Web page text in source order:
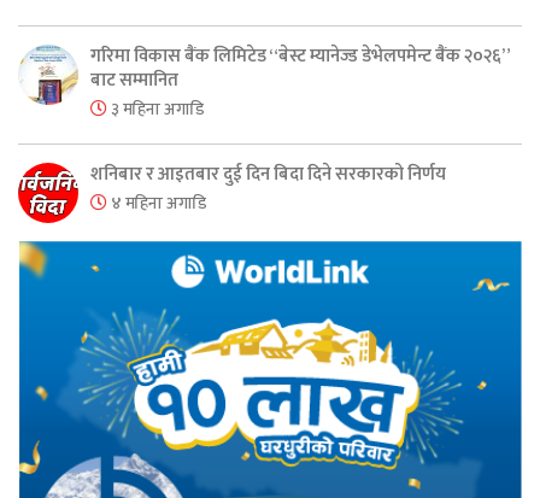
गरिमा विकास बैंक लिमिटेड “बेस्ट म्यानेज्ड डेभेलपमेन्ट बैंक २०२६”
बाट सम्मानित
३ महिना अगाडि
शनिबार र आइतबार दुई दिन बिदा दिने सरकारको निर्णय
४ महिना अगाडि